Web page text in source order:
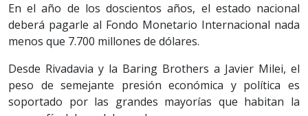
En el año de los doscientos años, el estado nacional
deberá pagarle al Fondo Monetario Internacional nada
menos que 7.700 millones de dólares.
Desde Rivadavia y la Baring Brothers a Javier Milei, el
peso de semejante presión económica y política es
soportado por las grandes mayorías que habitan la